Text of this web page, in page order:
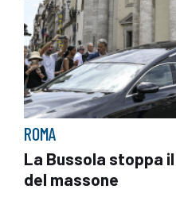
ROMA
La Bussola stoppa
del massone